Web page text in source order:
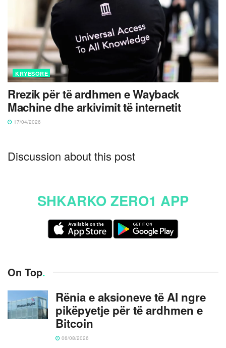
KRYESORE
Rrezik për të ardhmen e Wayback
Machine dhe arkivimit të internetit
17/04/2026
Discussion about this post
SHKARKO ZERO1 APP
On Top.
Rënia e aksioneve të AI ngre
pikëpyetje për të ardhmen e
Bitcoin
06/08/2026